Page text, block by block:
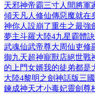
天邪神帝霸三寸人間將軍
傾天 凡人修仙傳惡魔就在
神你人設崩了重生之最強
夢主斗羅大陸4九星霸體訣
武魂仙武帝尊大周仙吏修
御九天超神寵獸店絕世戰
的上門女婿我的徒弟都是
大陸4黎明之劍神話版三國
鍊成神天才小毒妃靈劍尊